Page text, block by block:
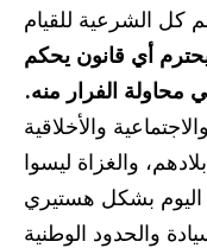
كل الشرعية للقيام
أي قانون يحكم
محاولة الفرار منه.
والأخلاقية
والغزاة ليسوا
بشكل هستيري